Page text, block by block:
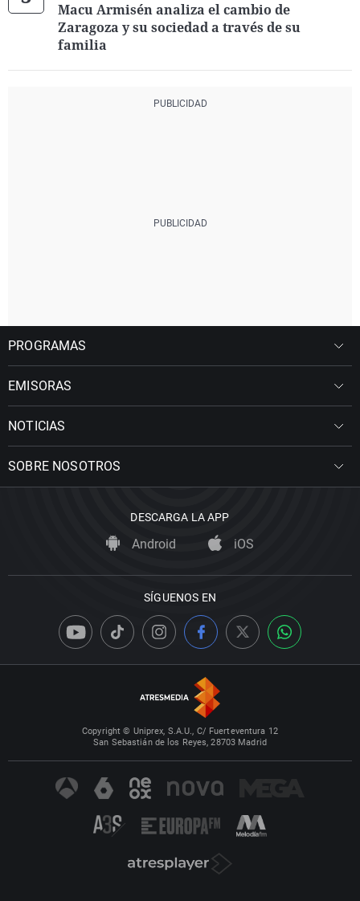
Macu Armisén analiza el cambio de
Zaragoza y su sociedad a través de su
familia
PROGRAMAS
EMISORAS
NOTICIAS
SOBRE NOSOTROS
DESCARGA LA APP
Android iOS
SÍGUENOS EN
Copyright © Uniprex, S.A.U., C/ Fuerteventura 12
San Sebastián de los Reyes, 28703 Madrid